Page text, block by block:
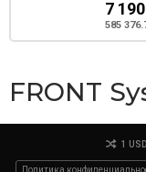
7
585
FRONT
1